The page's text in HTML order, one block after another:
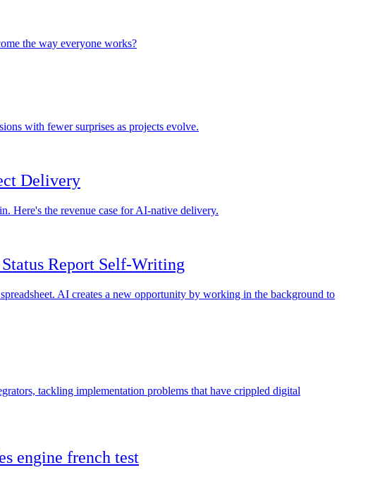
the way everyone works?
with fewer surprises as projects evolve.
Delivery
Here's the revenue case for AI-native delivery.
Report Self-Writing
AI creates a new opportunity by working in the background to
tackling implementation problems that have crippled digital
engine french test